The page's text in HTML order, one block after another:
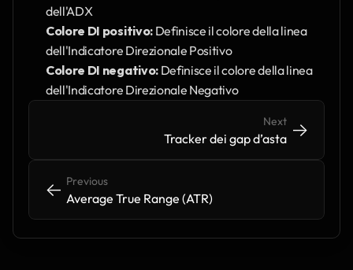
dell'ADX
Colore DI positivo: Definisce il colore della linea
dell'Indicatore Direzionale Positivo
Colore DI negativo: Definisce il colore della linea
dell'Indicatore Direzionale Negativo
<- <-
Previous
Average True Range (ATR)
Next
Tracker dei gap d’asta
-> ->